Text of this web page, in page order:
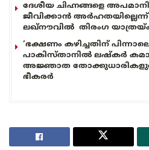
ദേശീയ ചിഹ്നങ്ങളെ
ജീവിക്കാൻ
ലഖ്‌നൗവിൽ തിരംഗ
‘ഭക്ഷണം കഴിച്ചതിന്
പാകിസ്താനിൽ ലഷ്കർ
അജ്ഞാത
ഭീകരർ